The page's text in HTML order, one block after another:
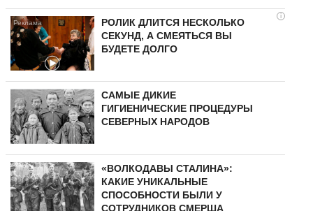
i
РОЛИК ДЛИТСЯ НЕСКОЛЬКО
СЕКУНД, А СМЕЯТЬСЯ ВЫ
БУДЕТЕ ДОЛГО
САМЫЕ ДИКИЕ
ГИГИЕНИЧЕСКИЕ ПРОЦЕДУРЫ
СЕВЕРНЫХ НАРОДОВ
«ВОЛКОДАВЫ СТАЛИНА»:
КАКИЕ УНИКАЛЬНЫЕ
СПОСОБНОСТИ БЫЛИ У
СОТРУДНИКОВ СМЕРША